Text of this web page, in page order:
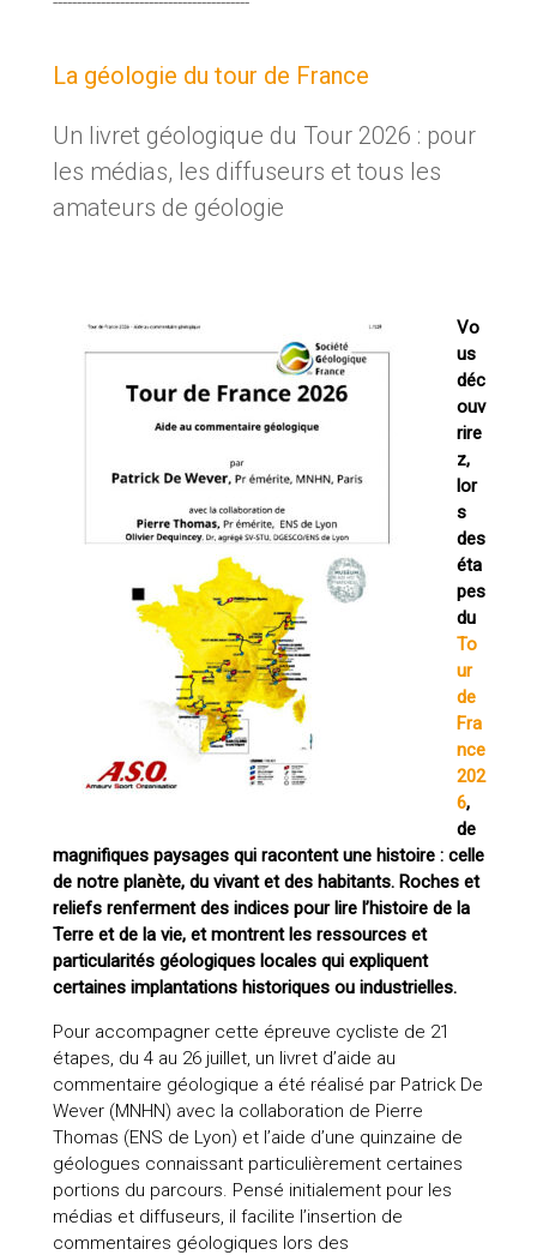
La géologie du tour de France
Un livret géologique du Tour 2026 : pour
les médias, les diffuseurs et tous les
amateurs de géologie
Vo
us
déc
ouv
rire
z,
lor
s
des
éta
pes
du
To
ur
de
Fra
nce
202
6,
de
magnifiques paysages qui racontent une histoire : celle
de notre planète, du vivant et des habitants. Roches et
reliefs renferment des indices pour lire l’histoire de la
Terre et de la vie, et montrent les ressources et
particularités géologiques locales qui expliquent
certaines implantations historiques ou industrielles.
Pour accompagner cette épreuve cycliste de 21
étapes, du 4 au 26 juillet, un livret d’aide au
commentaire géologique a été réalisé par Patrick De
Wever (MNHN) avec la collaboration de Pierre
Thomas (ENS de Lyon) et l’aide d’une quinzaine de
géologues connaissant particulièrement certaines
portions du parcours. Pensé initialement pour les
médias et diffuseurs, il facilite l’insertion de
commentaires géologiques lors des